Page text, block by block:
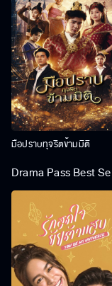
มือปราบทุจริตข้ามมิติ
Drama Pass Best